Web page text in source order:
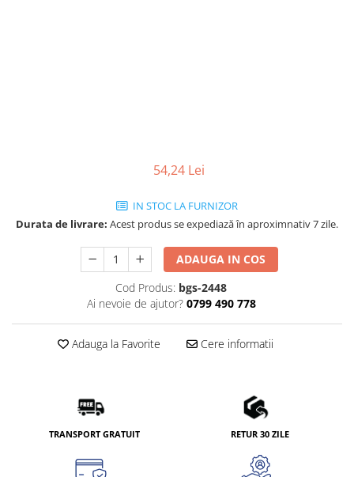
54,24 Lei
IN STOC LA FURNIZOR
Durata de livrare: Acest produs se expediază în aproximnativ 7 zile.
ADAUGA IN COS
Cod Produs: bgs-2448
Ai nevoie de ajutor? 0799 490 778
Adauga la Favorite Cere informatii
TRANSPORT GRATUIT RETUR 30 ZILE